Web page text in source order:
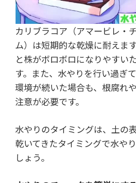
カリブラコア（アマービレ・
ム）は短期的な乾燥に耐えま
と株がボロボロになりやすい
す。また、水やりを行い過ぎ
環境が続いた場合も、根腐れ
注意が必要です。
水やりのタイミングは、土の
乾いてきたタイミングで水や
しょう。